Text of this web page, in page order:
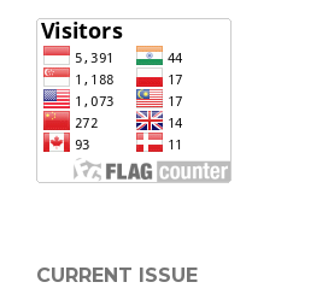
CURRENT ISSUE